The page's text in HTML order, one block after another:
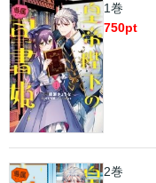
ってしまい……!? 一迅社文
イズ！ 描き下ろし漫画も
1巻
750pt
2巻